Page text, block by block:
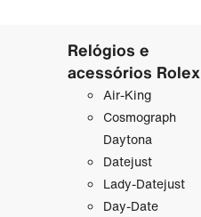
Relógios e
acessórios Rolex
Air-King
Cosmograph
Daytona
Datejust
Lady-Datejust
Day-Date